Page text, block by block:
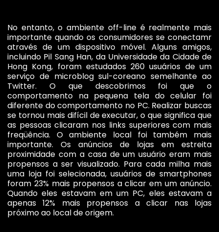
No entanto, o ambiente off-line é realmente mais
importante quando os consumidores se conectamr
através de um dispositivo móvel. Alguns amigos,
incluindo Pil Sang Han, da Universidade da Cidade de
Hong Kong, foram estudados 260 usuários de um
serviço de microblog sul-coreano semelhante ao
Twitter. O que descobrimos foi que o
comportamento na pequena tela do celular foi
diferente do comportamento no PC. Realizar buscas
se tornou mais difícil de executar, o que significa que
as pessoas clicaram nos links superiores com mais
freqüência. O ambiente local foi também mais
importante. Os anúncios de lojas em estreita
proximidade com a casa de um usuário eram mais
propensos a ser visualizado. Para cada milha mais
uma loja foi selecionada, usuários de smartphones
foram 23% mais propensos a clicar em um anúncio.
Quando eles estavam em um PC, eles estavam a
apenas 12% mais propensos a clicar nas lojas
próximo ao local de origem.